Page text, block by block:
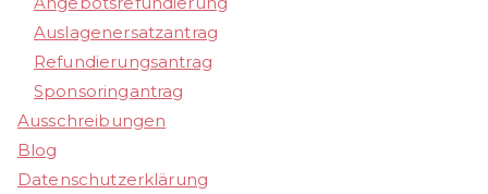
Auslagenersatzantrag
Refundierungsantrag
Sponsoringantrag
Ausschreibungen
Blog
Datenschutzerklärung